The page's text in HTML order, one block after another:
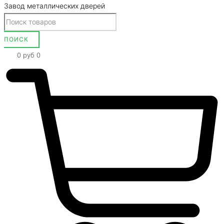
Завод металлических дверей
0 руб 0